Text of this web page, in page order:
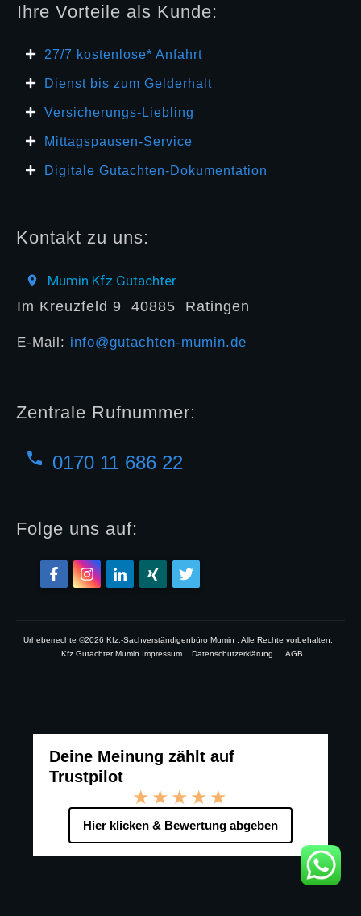
Ihre Vorteile als Kunde:
27/7 kosten lose* Anfahrt
Dienst bis zum Gelderhalt
Versicherungs-Liebling
Mittagspausen-Service
Digitale Gutachten-Dokumentation
Kontakt zu uns:
Mumin Kfz Gutachter
Im Kreuzfeld 9 40885 Ratingen
E-Mail: info@gutachten-mumin.de
Zentrale Rufnummer:
0170 11 686 22
Folge uns auf:
Urheberrechte ©2026 Kfz.-Sachverständigenbüro Mumin , Alle Rechte vorbehalten.
Kfz Gutachter Mumin Impressum
Datenschutzerklärung AGB
Deine Meinung zählt auf
Trustpilot
★★★★★
Hier klicken & Bewertung abgeben